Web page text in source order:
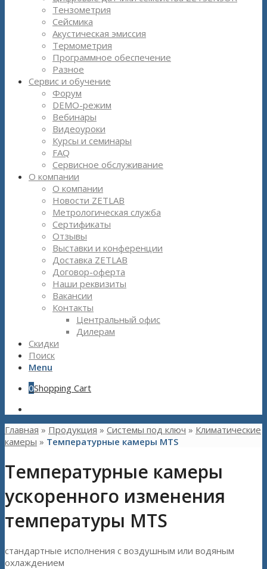
Тензометрия
Сейсмика
Акустическая эмиссия
Термометрия
Программное обеспечение
Разное
Сервис и обучение
Форум
DEMO-режим
Вебинары
Видеоуроки
Курсы и семинары
FAQ
Сервисное обслуживание
О компании
О компании
Новости ZETLAB
Метрологическая служба
Сертификаты
Отзывы
Выставки и конференции
Доставка ZETLAB
Договор-оферта
Наши реквизиты
Вакансии
Контакты
Центральный офис
Дилерам
Скидки
Поиск
Menu
0Shopping Cart
Главная » Продукция » Системы под ключ » Климатические
камеры » Температурные камеры MTS
Температурные камеры
ускоренного изменения
температуры MTS
стандартные исполнения с воздушным или водяным
охлаждением